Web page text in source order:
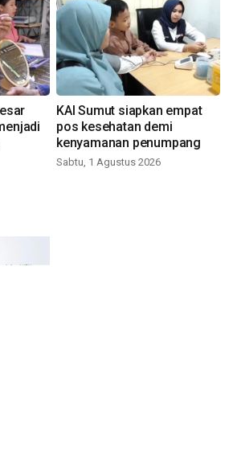
KAI Sumut siapkan empat
pos kesehatan demi
kenyamanan penumpang
Sabtu, 1 Agustus 2026